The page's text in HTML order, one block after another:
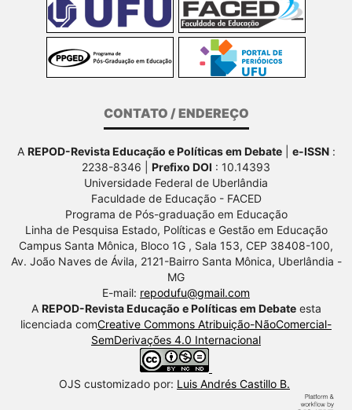
CONTATO / ENDEREÇO
A REPOD-Revista Educação e Políticas em Debate| e-ISSN:
2238-8346 | Prefixo DOI : 10.14393
Universidade Federal de Uberlândia
Faculdade de Educação - FACED
Programa de Pós-graduação em Educação
Linha de Pesquisa Estado, Políticas e Gestão em Educação
Campus Santa Mônica, Bloco 1G , Sala 153, CEP 38408-100,
Av. João Naves de Ávila, 2121-Bairro Santa Mônica, Uberlândia -
MG
E-mail: repodufu@gmail.com
A REPOD-Revista Educação e Políticas em Debateesta
licenciada comCreative Commons Atribuição-NãoComercial-
SemDerivações 4.0 Internacional
OJS customizado por: Luis Andrés Castillo B.